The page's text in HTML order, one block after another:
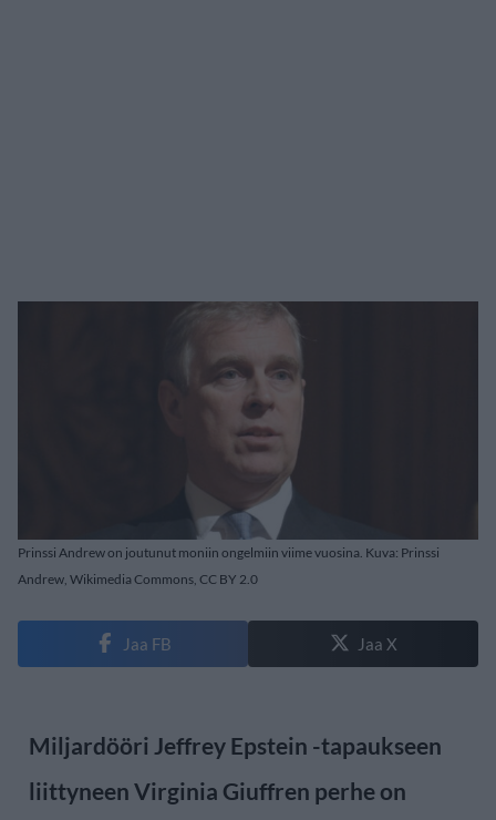
Prinssi Andrew on joutunut moniin ongelmiin viime vuosina. Kuva: Prinssi
Andrew, Wikimedia Commons, CC BY 2.0
Jaa FB Jaa X
Miljardööri Jeffrey Epstein -tapaukseen
liittyneen Virginia Giuffren perhe on